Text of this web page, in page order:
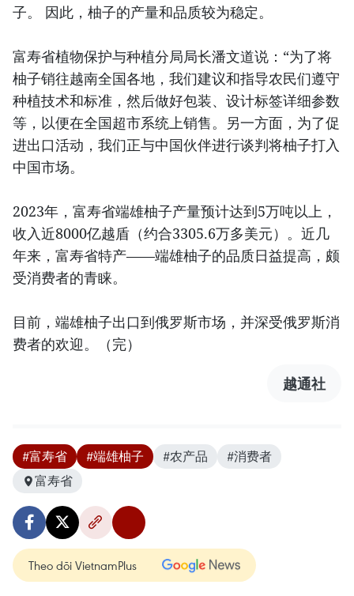
子。 因此，柚子的产量和品质较为稳定。
富寿省植物保护与种植分局局长潘文道说：“为了将
柚子销往越南全国各地，我们建议和指导农民们遵守
种植技术和标准，然后做好包装、设计标签详细参数
等，以便在全国超市系统上销售。另一方面，为了促
进出口活动，我们正与中国伙伴进行谈判将柚子打入
中国市场。
2023年，富寿省端雄柚子产量预计达到5万吨以上，
收入近8000亿越盾（约合3305.6万多美元）。近几
年来，富寿省特产——端雄柚子的品质日益提高，颇
受消费者的青睐。
目前，端雄柚子出口到俄罗斯市场，并深受俄罗斯消
费者的欢迎。（完）
越通社
#富寿省 #端雄柚子 #农产品
#消费者
富寿省
Theo dõi VietnamPlus